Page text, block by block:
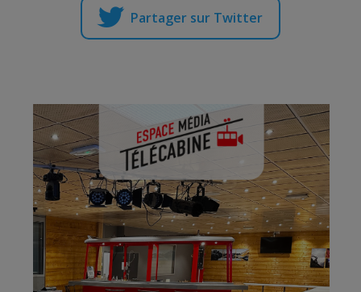
Partager sur Twitter